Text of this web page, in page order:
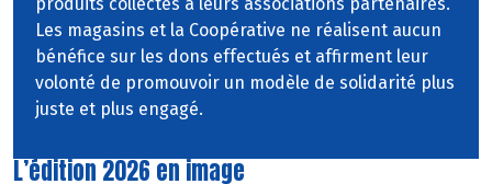
produits collectés à leurs associations partenaires.
Les magasins et la Coopérative ne réalisent aucun
bénéfice sur les dons effectués et affirment leur
volonté de promouvoir un modèle de solidarité plus
juste et plus engagé.
L’édition 2026 en image